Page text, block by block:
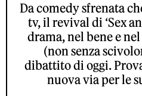
Da comedy sfrenata
tv, il revival di ‘Sex
drama, nel bene e
(non senza
dibattito di oggi.
nuova via per le